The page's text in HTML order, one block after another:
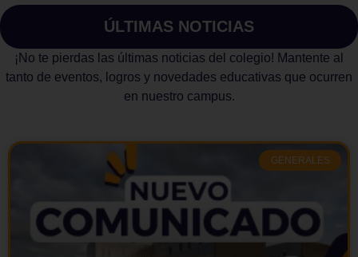
ÚLTIMAS NOTICIAS
¡No te pierdas las últimas noticias del colegio! Mantente al
tanto de eventos, logros y novedades educativas que ocurren
en nuestro campus.
GENERALES